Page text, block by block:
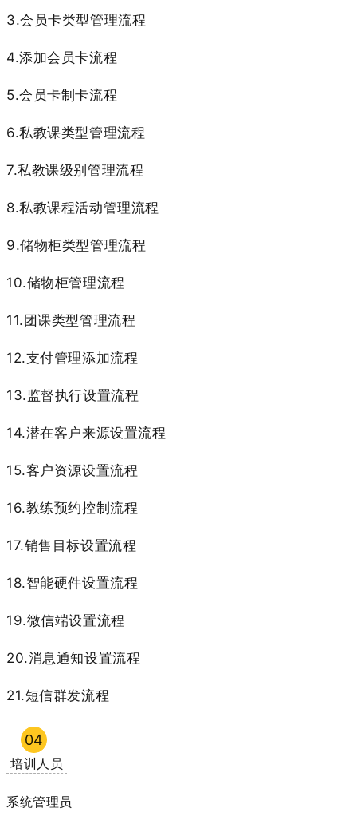
3.会员卡类型管理流程
4.添加会员卡流程
5.会员卡制卡流程
6.私教课类型管理流程
7.私教课级别管理流程
8.私教课程活动管理流程
9.储物柜类型管理流程
10.储物柜管理流程
11.团课类型管理流程
12.支付管理添加流程
13.监督执行设置流程
14.潜在客户来源设置流程
15.客户资源设置流程
16.教练预约控制流程
17.销售目标设置流程
18.智能硬件设置流程
19.微信端设置流程
20.消息通知设置流程
21.短信群发流程
04
培训人员
系统管理员